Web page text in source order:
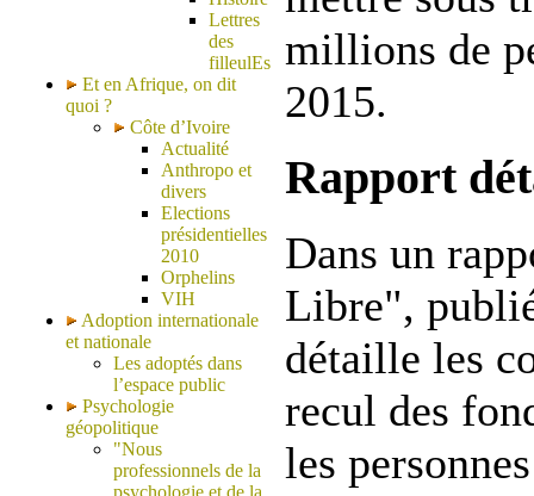
Lettres
des
filleulEs
Et en Afrique, on dit
quoi ?
Côte d’Ivoire
Actualité
Anthropo et
divers
Elections
présidentielles
2010
Orphelins
VIH
Adoption internationale
et nationale
Les adoptés dans
l’espace public
Psychologie
géopolitique
"Nous
professionnels de la
psychologie et de la
millions de
2015.
Rapport
Dans un
Libre",
détaille les
recul des
les